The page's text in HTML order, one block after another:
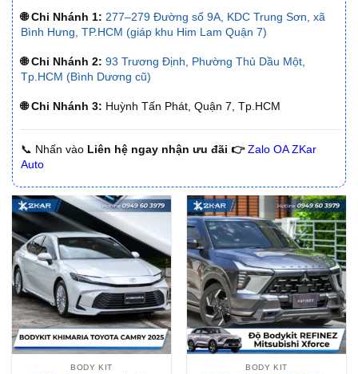
🌐 Chi Nhánh 1: 277–279 Đường số 9A, KDC Trung Sơn, xã
Bình Hưng, TP.HCM (giáp khu Him Lam Quận 7)
🌐 Chi Nhánh 2: 93 Trương Định, Phường Thủ Dầu Một,
Tp.HCM (Bình Dương cũ)
🌐 Chi Nhánh 3: Huỳnh Tấn Phát, Quận 7, Tp.HCM
📞 Nhấn vào Liên hệ ngay nhận ưu đãi 👉 Zalo OA ZKar
Auto
BODY KIT BODY KIT